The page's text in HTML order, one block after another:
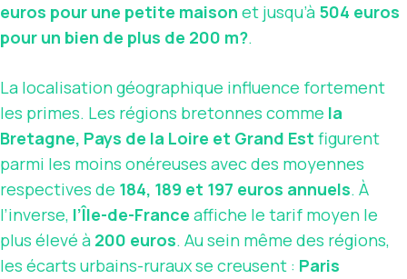
euros pour une petite maison et jusqu’à 504 euros
pour un bien de plus de 200 m?.
La localisation géographique influence fortement
les primes. Les régions bretonnes comme la
Bretagne, Pays de la Loire et Grand Est figurent
parmi les moins onéreuses avec des moyennes
respectives de 184, 189 et 197 euros annuels. À
l’inverse, l’Île-de-France affiche le tarif moyen le
plus élevé à 200 euros. Au sein même des régions,
les écarts urbains-ruraux se creusent : Paris